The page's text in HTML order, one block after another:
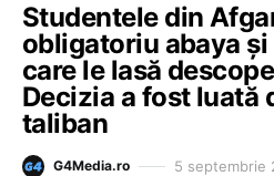
Studentele din
obligatoriu abaya și
care le lasă
Decizia a fost luată
taliban
G4Media.ro 5 septembrie